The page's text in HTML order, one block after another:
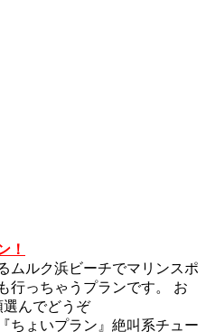
！
ムルク浜ビーチでマリンスポ
行っちゃうプランです。 お
んでどうぞ
ちょいプラン』絶叫系チュー